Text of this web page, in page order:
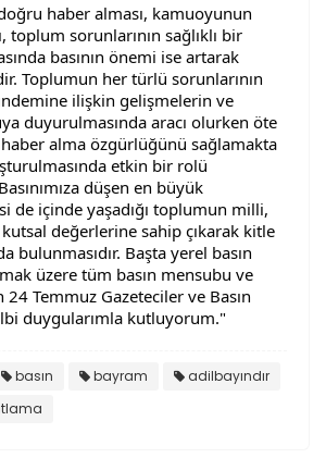
doğru haber alması, kamuoyunun
toplum sorunlarının sağlıklı bir
basının önemi ise artarak
Toplumun her türlü sorunlarının
ilişkin gelişmelerin ve
duyurulmasında aracı olurken öte
alma özgürlüğünü sağlamakta
etkin bir rolü
düşen en büyük
de içinde yaşadığı toplumun milli,
değerlerine sahip çıkarak kitle
bulunmasıdır. Başta yerel basın
üzere tüm basın mensubu ve
Temmuz Gazeteciler ve Basın
duygularımla kutluyorum."
basın bayram
adilbayındır